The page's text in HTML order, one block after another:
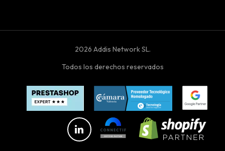
2026 Addis Network SL.
Todos los derechos reservados